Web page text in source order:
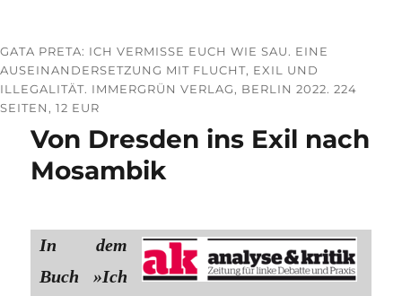
GATA PRETA: ICH VERMISSE EUCH WIE SAU. EINE
AUSEINANDERSETZUNG MIT FLUCHT, EXIL UND
ILLEGALITÄT. IMMERGRÜN VERLAG, BERLIN 2022. 224
SEITEN, 12 EUR
Von Dresden ins Exil nach
Mosambik
In dem
Buch »Ich